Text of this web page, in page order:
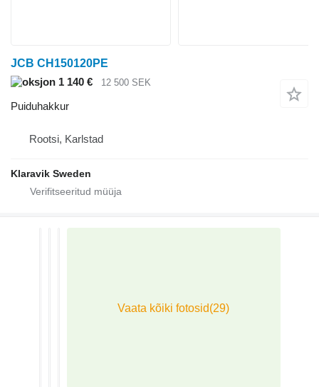
JCB CH150120PE
1 140 €
12 500 SEK
Puiduhakkur
Rootsi, Karlstad
Klaravik Sweden